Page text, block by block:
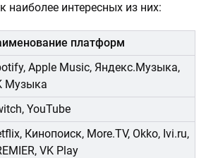
наиболее интересных из них:
платформ
Apple Music, Яндекс.Музыка,
Музыка
YouTube
Кинопоиск, More.TV, Okko, Ivi.ru,
VK Play